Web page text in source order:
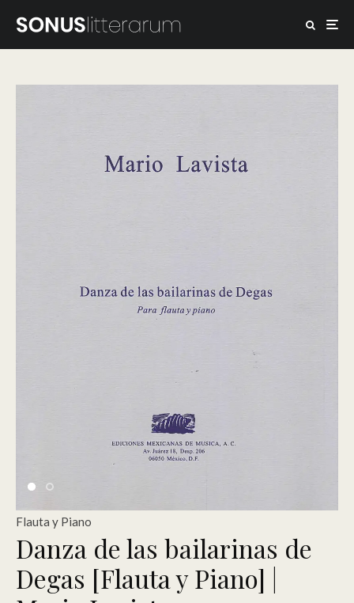
Flauta y Piano
Danza de las bailarinas de
Degas [Flauta y Piano] |